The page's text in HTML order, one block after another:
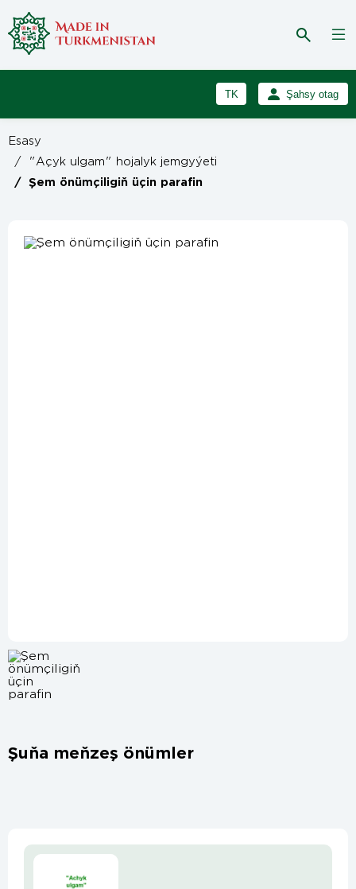
TK
RU
Şahsy otag
Esasy
/
"Açyk ulgam" hojalyk jemgyýeti
/ Şem önümçiligiň üçin parafin
Şuňa meňzeş önümler